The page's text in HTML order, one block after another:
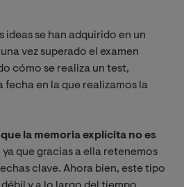
ideas se han adquirido en un
vez superado el examen
cómo se realiza un test,
fecha en la que realizamos la
la memoria explícita no es
ya que gracias a ella retenemos
clave. Ahora bien, este tipo